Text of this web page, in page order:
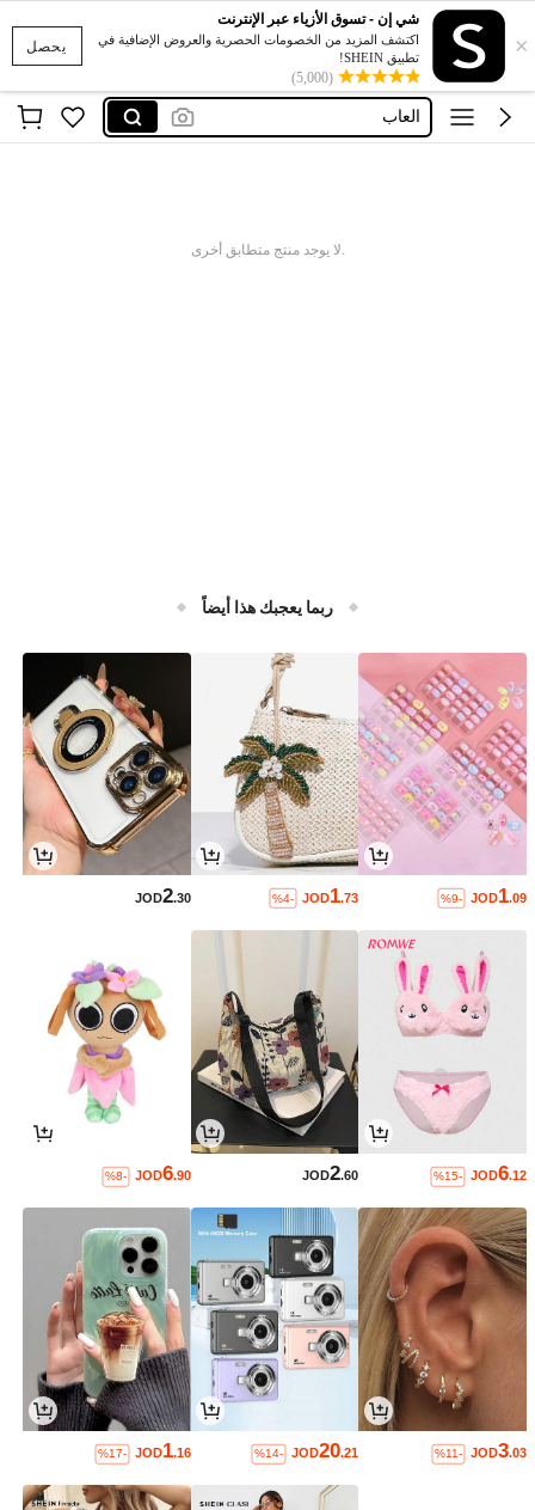
يحصل ×
شي إن - تسوق الأزياء عبر الإنترنت
اكتشف المزيد من الخصومات الحصرية والعروض الإضافية في
تطبيق SHEIN!
(5,000)
فستان
glowmod
العاب
.لا يوجد منتج متطابق أخرى
ربما يعجبك هذا أيضاً
JOD1.09
%9-
JOD1.73
%4-
JOD2.30
JOD6.12
%15-
JOD2.60
JOD6.90
%8-
JOD3.03
%11-
JOD20.21
%14-
JOD1.16
%17-